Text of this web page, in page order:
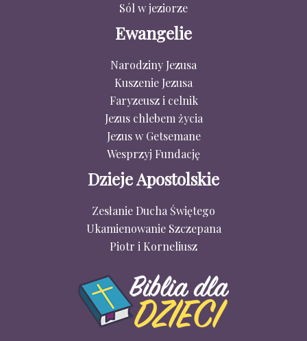
Sól w jeziorze
Ewangelie
Narodziny Jezusa
Kuszenie Jezusa
Faryzeusz i celnik
Jezus chlebem życia
Jezus w Getsemane
Wesprzyj Fundację
Dzieje Apostolskie
Zesłanie Ducha Świętego
Ukamienowanie Szczepana
Piotr i Korneliusz